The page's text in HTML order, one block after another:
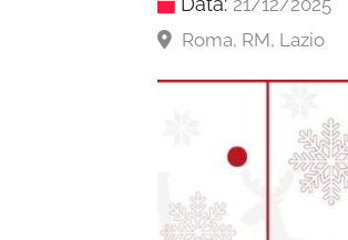
21/12/2025
Roma, RM, Lazio